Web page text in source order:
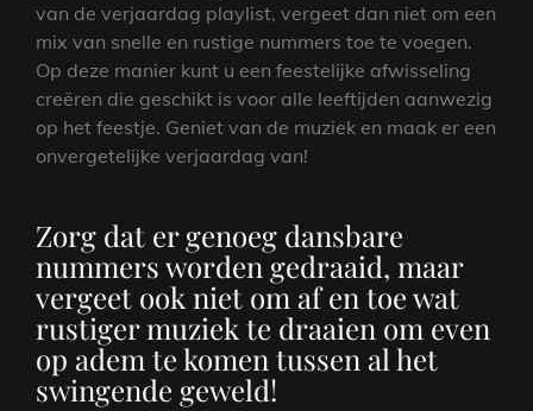
van de verjaardag playlist, vergeet dan niet om een
mix van snelle en rustige nummers toe te voegen.
Op deze manier kunt u een feestelijke afwisseling
creëren die geschikt is voor alle leeftijden aanwezig
op het feestje. Geniet van de muziek en maak er een
onvergetelijke verjaardag van!
Zorg dat er genoeg dansbare
nummers worden gedraaid, maar
vergeet ook niet om af en toe wat
rustiger muziek te draaien om even
op adem te komen tussen al het
swingende geweld!